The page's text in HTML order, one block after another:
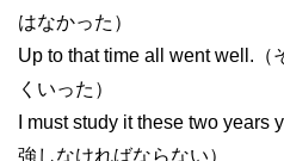
はなかった）
Up to that time all went well.（
くいった）
I must study it these two
強しなければならない）